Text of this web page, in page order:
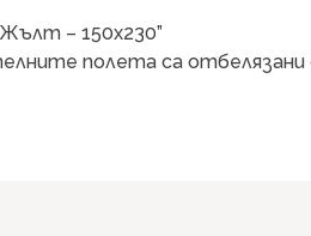
– 150х230”
полета са